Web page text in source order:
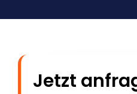
Jetzt